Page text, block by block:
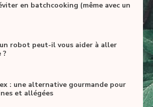
en batchcooking (même avec un
robot peut-il vous aider à aller
?
: une alternative gourmande pour
et allégées